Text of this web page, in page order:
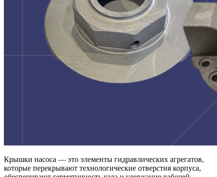
Крышки насоса — это элементы гидравлических агрегатов,
которые перекрывают технологические отверстия корпуса,